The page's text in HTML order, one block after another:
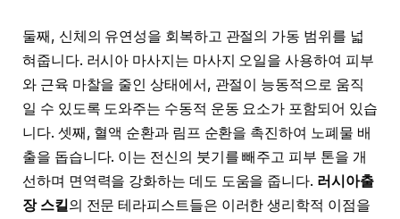
둘째, 신체의 유연성을 회복하고 관절의 가동 범위를 넓
혀줍니다. 러시아 마사지는 마사지 오일을 사용하여 피부
와 근육 마찰을 줄인 상태에서, 관절이 능동적으로 움직
일 수 있도록 도와주는 수동적 운동 요소가 포함되어 있습
니다. 셋째, 혈액 순환과 림프 순환을 촉진하여 노폐물 배
출을 돕습니다. 이는 전신의 붓기를 빼주고 피부 톤을 개
선하며 면역력을 강화하는 데도 도움을 줍니다. 러시아출
장 스킬의 전문 테라피스트들은 이러한 생리학적 이점을